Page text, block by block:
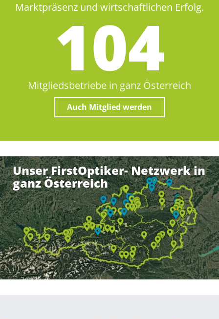
Marktpräsenz und wirtschaftlichen Erfolg.
105
Mitgliedsbetriebe in ganz Österreich
Auch Mitglied werden
Unser FirstOptiker- Netzwerk in
ganz Österreich